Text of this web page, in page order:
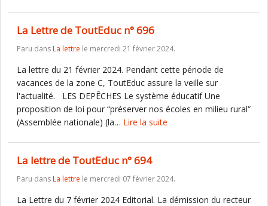
La Lettre de ToutEduc n° 696
Paru dansLa lettre le mercredi 21 février 2024.
La lettre du 21 février 2024. Pendant cette période de
vacances de la zone C, ToutEduc assure la veille sur
l'actualité. LES DEPÊCHES Le système éducatif Une
proposition de loi pour “préserver nos écoles en milieu rural“
(Assemblée nationale) (la… Lire la suite
La lettre de ToutEduc n° 694
Paru dansLa lettre le mercredi 07 février 2024.
La Lettre du 7 février 2024 Editorial. La démission du recteur